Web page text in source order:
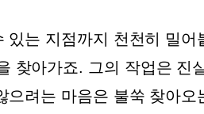
는 지점까지 천천히 밀어
찾아가죠. 그의 작업은 진
려는 마음은 불쑥 찾아오